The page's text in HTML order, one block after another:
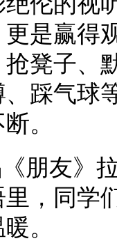
是赢得
凳子、
踩气球
。
朋友》
，同学
。